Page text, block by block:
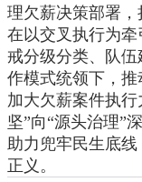
理欠薪决策部署，
在以交叉执行为
戒分级分类、队
作模式统领下，推
加大欠薪案件执
坚”向“源头治理”
助力兜牢民生底
正义。